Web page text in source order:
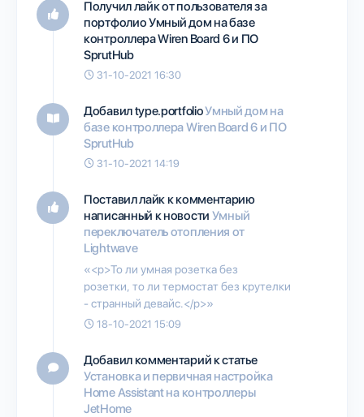
Получил лайк от пользователяза
портфолиоУмный дом на базе
контроллера Wiren Board 6 и ПО
SprutHub
31-10-2021 16:30
Добавил type.portfolioУмный дом на
базе контроллера Wiren Board 6 и ПО
SprutHub
31-10-2021 14:19
Поставил лайк к комментарию
написанный к новости Умный
переключатель отопления от
Lightwave
«<p>То ли умная розетка без
розетки, то ли термостат без крутелки
- странный девайс.</p>»
18-10-2021 15:09
Добавил комментарий к статье
Установка и первичная настройка
Home Assistant на контроллеры
JetHome